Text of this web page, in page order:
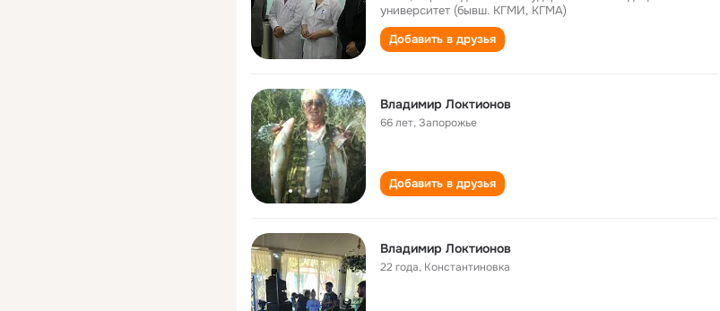
университет (бывш. КГМИ, КГМА)
Добавить в друзья
Владимир Локтионов
66 лет,Запорожье
Добавить в друзья
Владимир Локтионов
22 года, Константиновка